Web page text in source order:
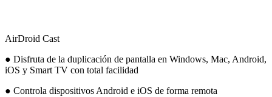
AirDroid Cast
● Disfruta de la duplicación de pantalla en Windows, Mac, Android,
iOS y Smart TV con total facilidad
● Controla dispositivos Android e iOS de forma remota